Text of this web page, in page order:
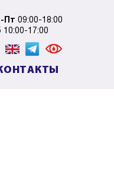
Пт 09:00-18:00
10:00-17:00